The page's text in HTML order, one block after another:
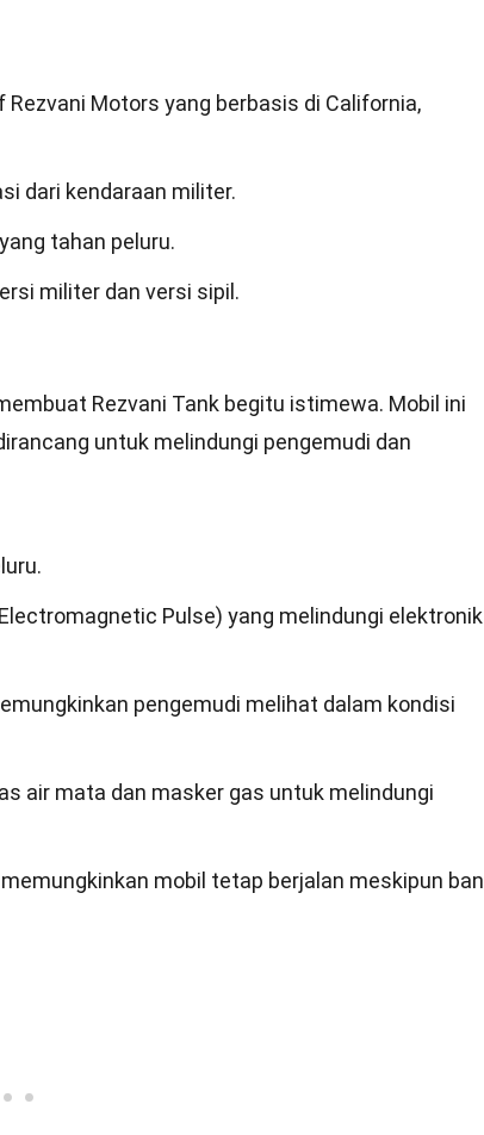
Motors yang berbasis di California,
dari kendaraan militer.
tahan peluru.
militer dan versi sipil.
Rezvani Tank begitu istimewa. Mobil ini
untuk melindungi pengemudi dan
Pulse) yang melindungi elektronik
pengemudi melihat dalam kondisi
air mata dan masker gas untuk melindungi
mobil tetap berjalan meskipun ban